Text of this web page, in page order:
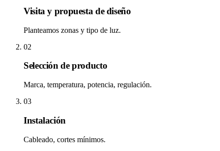
Visita y propuesta de diseño
Planteamos zonas y tipo de luz.
02
Selección de producto
Marca, temperatura, potencia, regulación.
03
Instalación
Cableado, cortes mínimos.